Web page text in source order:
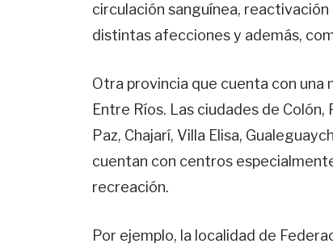
circulación sanguínea,
distintas afecciones y además,
Otra provincia que cuenta con
Entre Ríos. Las ciudades de
Paz, Chajarí, Villa Elisa,
cuentan con centros
recreación.
Por ejemplo, la localidad de